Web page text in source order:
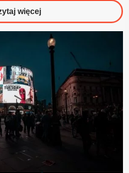
więcejo
Jak
przygotować
projekt